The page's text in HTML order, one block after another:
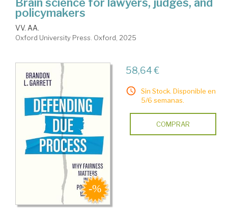
policymakers
VV. AA.
Oxford University Press. Oxford, 2025
58,64 €
Sin Stock. Disponible en
5/6 semanas.
COMPRAR